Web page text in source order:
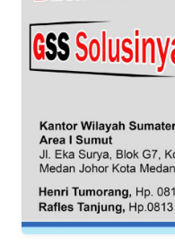
BARAT
WN
WN
SERAMBI
WN
JAMBI